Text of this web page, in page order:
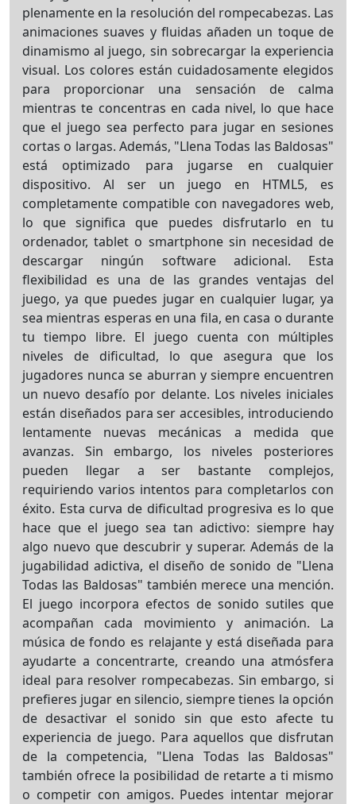
plenamente en la resolución del rompecabezas. Las
animaciones suaves y fluidas añaden un toque de
dinamismo al juego, sin sobrecargar la experiencia
visual. Los colores están cuidadosamente elegidos
para proporcionar una sensación de calma
mientras te concentras en cada nivel, lo que hace
que el juego sea perfecto para jugar en sesiones
cortas o largas. Además, "Llena Todas las Baldosas"
está optimizado para jugarse en cualquier
dispositivo. Al ser un juego en HTML5, es
completamente compatible con navegadores web,
lo que significa que puedes disfrutarlo en tu
ordenador, tablet o smartphone sin necesidad de
descargar ningún software adicional. Esta
flexibilidad es una de las grandes ventajas del
juego, ya que puedes jugar en cualquier lugar, ya
sea mientras esperas en una fila, en casa o durante
tu tiempo libre. El juego cuenta con múltiples
niveles de dificultad, lo que asegura que los
jugadores nunca se aburran y siempre encuentren
un nuevo desafío por delante. Los niveles iniciales
están diseñados para ser accesibles, introduciendo
lentamente nuevas mecánicas a medida que
avanzas. Sin embargo, los niveles posteriores
pueden llegar a ser bastante complejos,
requiriendo varios intentos para completarlos con
éxito. Esta curva de dificultad progresiva es lo que
hace que el juego sea tan adictivo: siempre hay
algo nuevo que descubrir y superar. Además de la
jugabilidad adictiva, el diseño de sonido de "Llena
Todas las Baldosas" también merece una mención.
El juego incorpora efectos de sonido sutiles que
acompañan cada movimiento y animación. La
música de fondo es relajante y está diseñada para
ayudarte a concentrarte, creando una atmósfera
ideal para resolver rompecabezas. Sin embargo, si
prefieres jugar en silencio, siempre tienes la opción
de desactivar el sonido sin que esto afecte tu
experiencia de juego. Para aquellos que disfrutan
de la competencia, "Llena Todas las Baldosas"
también ofrece la posibilidad de retarte a ti mismo
o competir con amigos. Puedes intentar mejorar